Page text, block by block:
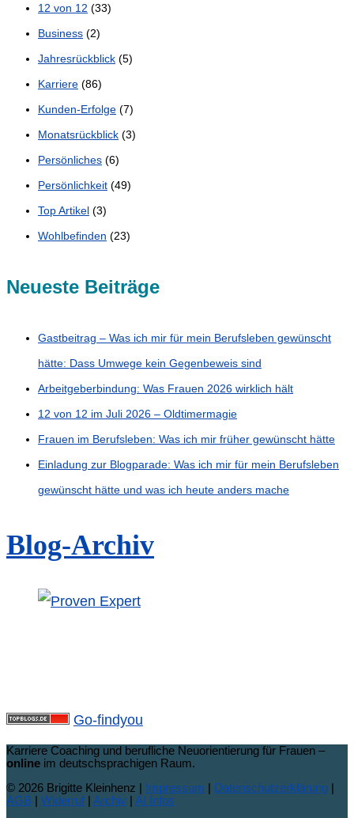
12 von 12 (33)
Business (2)
Jahresrückblick (5)
Karriere (86)
Kunden-Erfolge (7)
Monatsrückblick (3)
Persönliches (6)
Persönlichkeit (49)
Top Artikel (3)
Wohlbefinden (23)
Neueste Beiträge
Gastbeitrag – Was ich mir für mein Berufsleben gewünscht
hätte: Dass Umwege kein Gegenbeweis sind
Arbeitgeberbindung: Was Frauen 2026 wirklich hält
12 von 12 im Juli 2026 – Oldtimermagie
Frauen im Berufsleben: Was ich mir früher gewünscht hätte
Einladung zur Blogparade: Was ich mir für mein Berufsleben
gewünscht hätte und was ich heute anders mache
Blog-Archiv
Go-findyou
Karriere Coaching und berufliche Neuorientierung für Frauen –
online im deutschsprachigen Raum.
© 2026 Brigitte Kleinhenz | Impressum | Datenschutzerklärung |
AGB | Widerruf | Archiv | AI Infos